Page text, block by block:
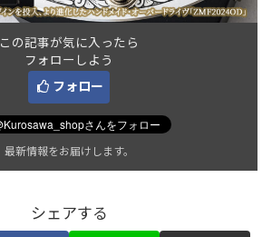
この記事が気に入ったら
フォローしよう
フォロー
最新情報をお届けします。
シェアする